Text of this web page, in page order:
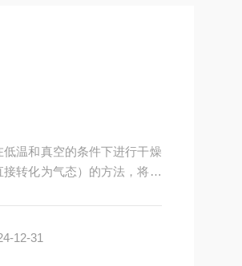
温和真空的条件下进行干燥
转化为气态）的方法，将水
12-31